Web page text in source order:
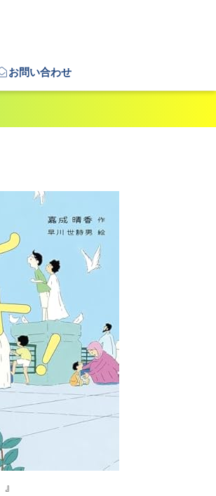
お問い合わせ
』